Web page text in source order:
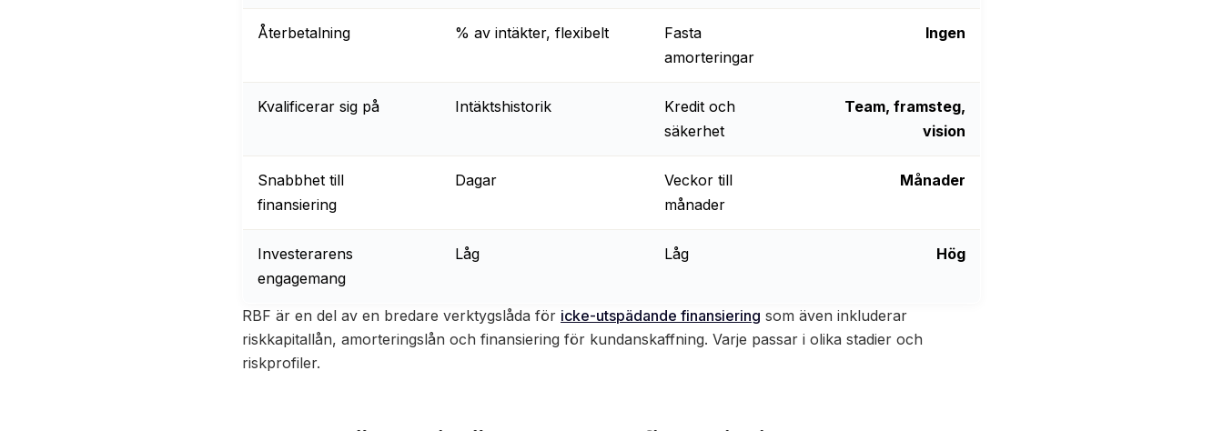
Återbetalning % av intäkter, flexibelt
Fasta
amorteringar
Ingen
Kvalificerar sig på Intäktshistorik
Kredit och
säkerhet
Team, framsteg,
vision
Snabbhet till
finansiering
Dagar
Veckor till
månader
Månader
Investerarens
engagemang
Låg Låg Hög
RBF är en del av en bredare verktygslåda för icke-utspädande finansiering som även inkluderar
riskkapital­lån, amorteringslån och finansiering för kundanskaffning. Varje passar i olika stadier och
riskprofiler.